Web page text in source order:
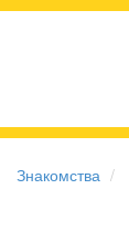
Знакомства